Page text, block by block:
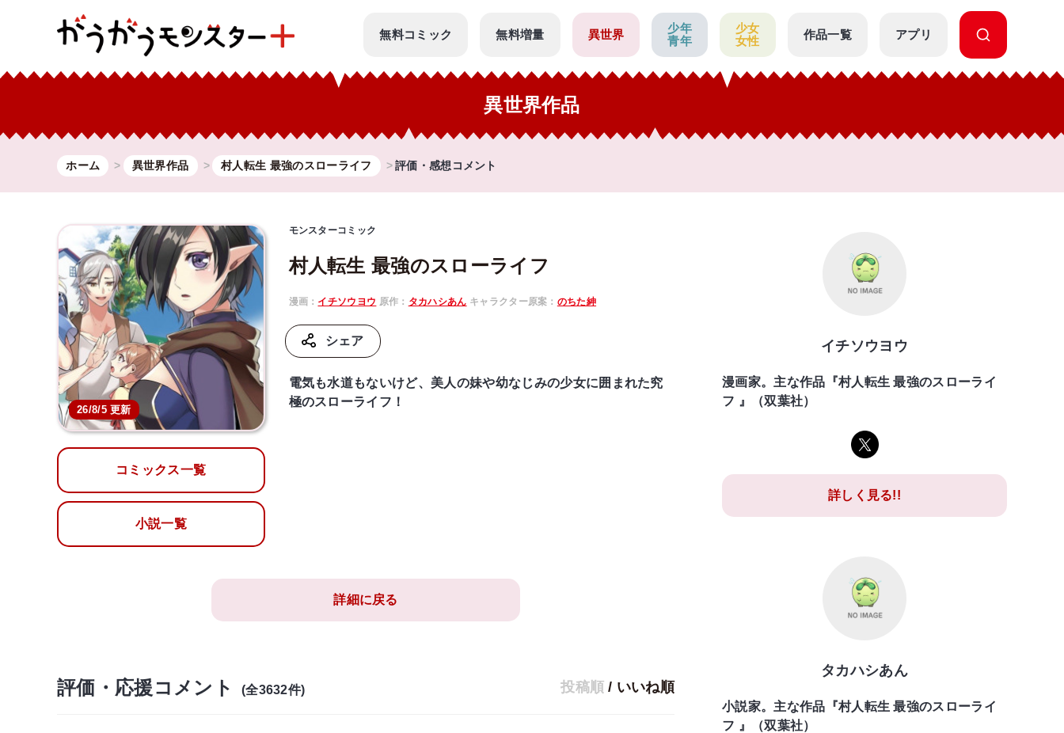
無料コミック 無料増量 異世界
少年
青年
少女
女性
作品一覧 アプリ
異世界作品
ホーム 異世界作品 村人転生 最強のスローライフ 評価・感想コメント
26/8/5 更新
コミックス一覧
小説一覧
モンスターコミック
村人転生 最強のスローライフ
漫画： イチソウヨウ 原作： タカハシあん キャラクター原案： のちた紳
シェア
電気も水道もないけど、美人の妹や幼なじみの少女に囲まれた究
極のスローライフ！
詳細に戻る
評価・応援コメント (全3632件) 投稿順 / いいね順
イチソウヨウ
漫画家。主な作品『村人転生 最強のスローライ
フ 』（双葉社）
詳しく見る!!
タカハシあん
小説家。主な作品『村人転生 最強のスローライ
フ 』（双葉社）